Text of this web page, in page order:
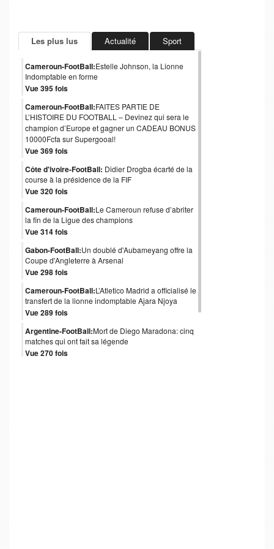
Les plus lus Actualité Sport
Cameroun-FootBall:Estelle Johnson, la Lionne
Indomptable en forme
Vue 395 fois
Cameroun-FootBall:FAITES PARTIE DE
L’HISTOIRE DU FOOTBALL – Devinez qui sera le
champion d’Europe et gagner un CADEAU BONUS
10000Fcfa sur Supergooal!
Vue 369 fois
Côte d'ivoire-FootBall: Didier Drogba écarté de la
course à la présidence de la FIF
Vue 320 fois
Cameroun-FootBall:Le Cameroun refuse d’abriter
la fin de la Ligue des champions
Vue 314 fois
Gabon-FootBall:Un doublé d'Aubameyang offre la
Coupe d'Angleterre à Arsenal
Vue 298 fois
Cameroun-FootBall:L’Atletico Madrid a officialisé le
transfert de la lionne indomptable Ajara Njoya
Vue 289 fois
Argentine-FootBall:Mort de Diego Maradona: cinq
matches qui ont fait sa légende
Vue 270 fois